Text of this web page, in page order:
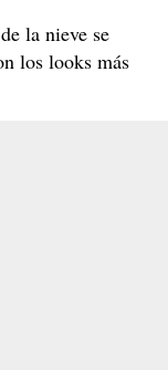
la nieve se
los looks más